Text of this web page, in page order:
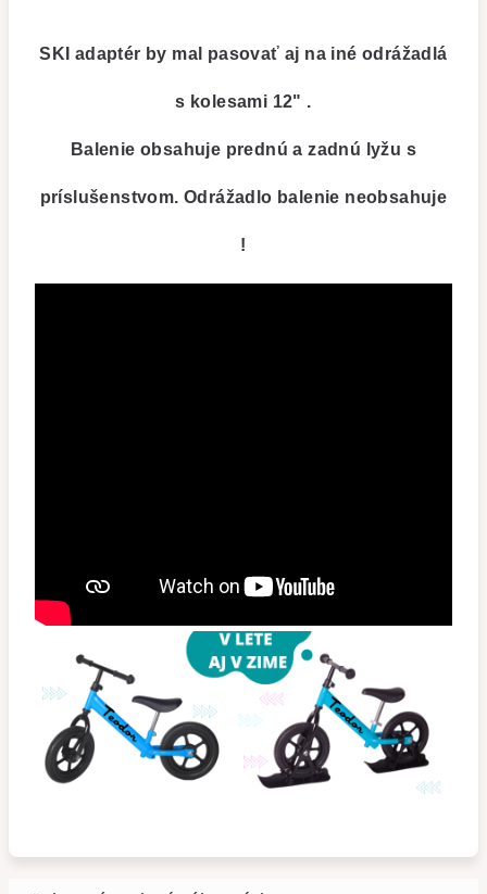
SKI adaptér by mal pasovať aj na iné odrážadlá
s kolesami 12" .
Balenie obsahuje prednú a zadnú lyžu s
príslušenstvom.Odrážadlo balenie neobsahuje
!